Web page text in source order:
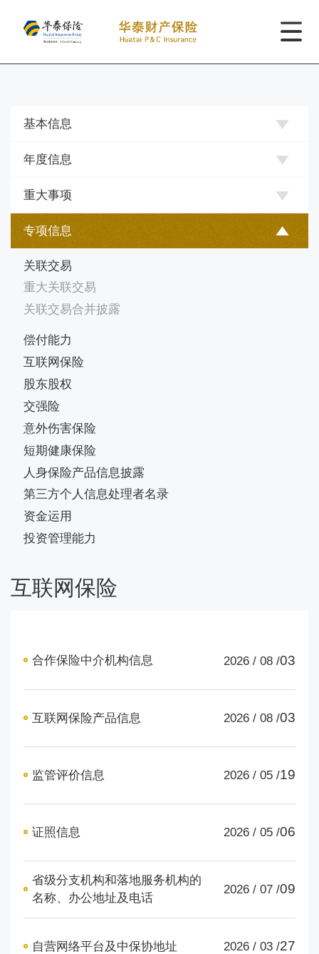
基本信息
年度信息
重大事项
专项信息
关联交易
重大关联交易
关联交易合并披露
偿付能力
互联网保险
股东股权
交强险
意外伤害保险
短期健康保险
人身保险产品信息披露
第三方个人信息处理者名录
资金运用
投资管理能力
互联网保险
合作保险中介机构信息 2026 / 08 /03
互联网保险产品信息 2026 / 08 /03
监管评价信息 2026 / 05 /19
证照信息 2026 / 05 /06
省级分支机构和落地服务机构的
名称、办公地址及电话
2026 / 07 /09
自营网络平台及中保协地址 2026 / 03 /27